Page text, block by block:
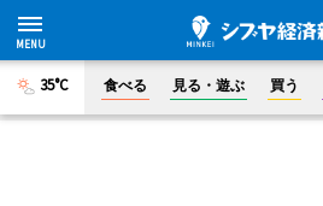
35°C 食べる 見る・遊ぶ 買う